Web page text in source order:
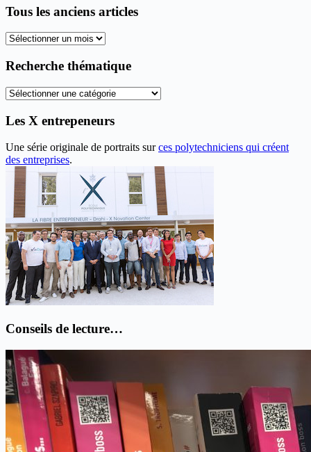
Tous les anciens articles
Tous
anciens
Recherche thématique
Recherche
Les X entrepeneurs
Une série originale de portraits surces polytechniciens qui créent
des entreprises.
Conseils de lecture…